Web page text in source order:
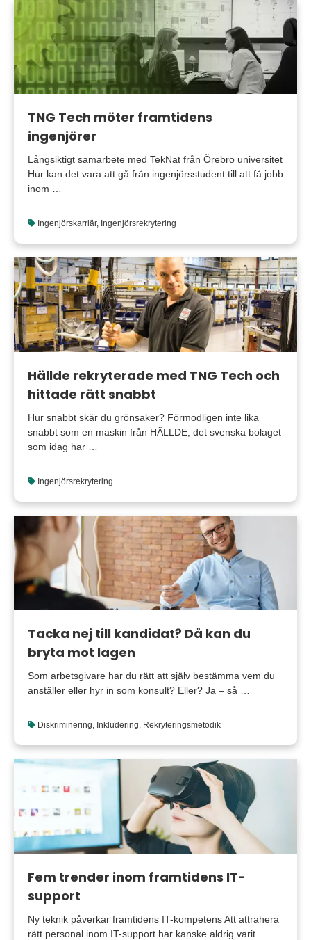
TNG Tech möter framtidens
ingenjörer
Långsiktigt samarbete med TekNat från Örebro universitet
Hur kan det vara att gå från ingenjörsstudent till att få jobb
inom …
Ingenjörskarriär, Ingenjörsrekrytering
Hällde rekryterade med TNG Tech och
hittade rätt snabbt
Hur snabbt skär du grönsaker? Förmodligen inte lika
snabbt som en maskin från HÄLLDE, det svenska bolaget
som idag har …
Ingenjörsrekrytering
Tacka nej till kandidat? Då kan du
bryta mot lagen
Som arbetsgivare har du rätt att själv bestämma vem du
anställer eller hyr in som konsult? Eller? Ja – så …
Diskriminering Inkludering Rekryteringsmetodik
Fem trender inom framtidens IT-
support
Ny teknik påverkar framtidens IT-kompetens Att attrahera
rätt personal inom IT-support har kanske aldrig varit